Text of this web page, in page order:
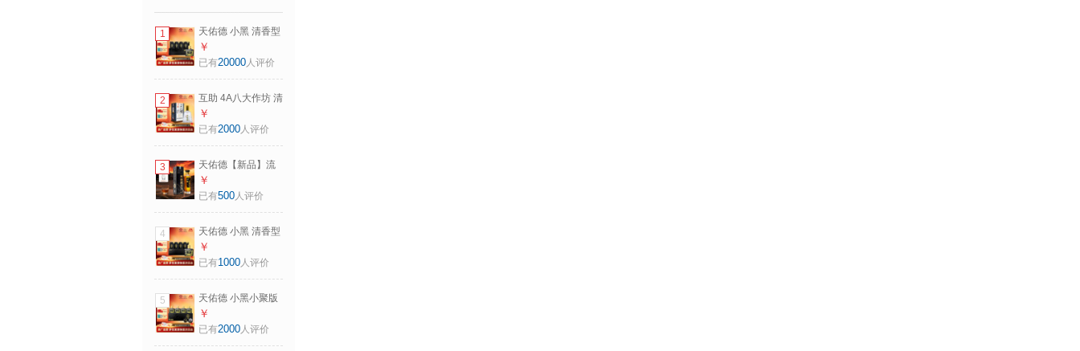
1
天佑德 小黑 清香型
白酒 青稞酒 42度
125mL 4瓶
￥
已有20000人评价
2
互助 4A八大作坊 清
香型白酒 青稞酒 46
度 500mL 1瓶
￥
已有2000人评价
3
天佑德【新品】流
沙12 雪莉青稞酒
43度 750ml 单瓶装
￥
已有500人评价
4
天佑德 小黑 清香型
白酒 青稞酒 52度
125mL 4瓶
￥
已有1000人评价
5
天佑德 小黑小聚版
清香型白酒 青稞酒
42度 125mL 6瓶
￥
已有2000人评价